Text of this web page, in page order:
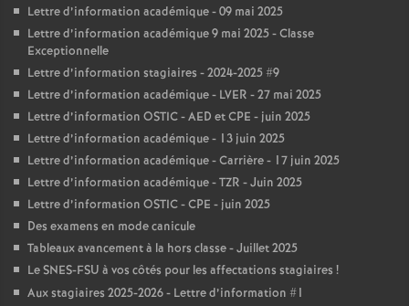
Lettre d’information académique - 09 mai 2025
Lettre d’information académique 9 mai 2025 - Classe
Exceptionnelle
Lettre d’information stagiaires - 2024-2025 #9
Lettre d’information académique - LVER - 27 mai 2025
Lettre d’information OSTIC - AED et CPE - juin 2025
Lettre d’information académique - 13 juin 2025
Lettre d’information académique - Carrière - 17 juin 2025
Lettre d’information académique - TZR - Juin 2025
Lettre d’information OSTIC - CPE - juin 2025
Des examens en mode canicule
Tableaux avancement à la hors classe - Juillet 2025
Le SNES-FSU à vos côtés pour les affectations stagiaires !
Aux stagiaires 2025-2026 - Lettre d’information #1